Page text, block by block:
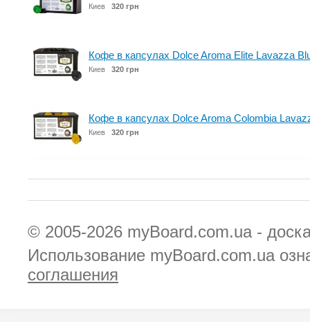
Киев 320 грн
Кофе в капсулах Dolce Aroma Elite Lavazza
Киев 320 грн
Кофе в капсулах Dolce Aroma Colombia
Киев 320 грн
© 2005-2026 myBoard.com.ua -
Использование myBoard.com.ua
соглашения